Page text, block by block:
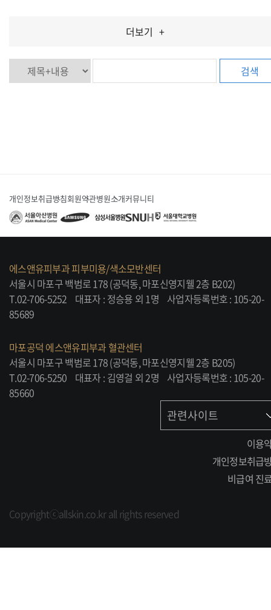
더보기 +
검색
개인정보취급방침회원약관병원소개커뮤니티
에스앤유피부과 피부미용/색소모반센터
서울시 마포구 백범로 178 (공덕동, 마포신영지웰 2층 B202)
T.02-706-5252
대표자 : 정승용 외 1명
사업자등록번호 : 105-20-
85689
마포공덕 에스앤유피부과 혈관센터
서울시 마포구 백범로 178 (공덕동, 마포신영지웰 2층 B205)
T.02-706-5250
대표자 : 김영걸 외 2명
사업자등록번호 : 105-20-
85660
관련사이트
이용
개인정보취급
비급여 진
Copyrightⓒallskin.co.kr all rights reserved